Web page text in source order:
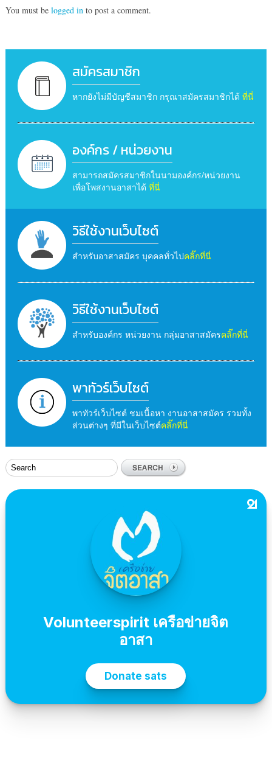
You must be logged in to post a comment.
สมัครสมาชิก
หากยังไม่มีบัญชีสมาชิก กรุณาสมัครสมาชิกได้ ที่นี่
องค์กร / หน่วยงาน
สามารถสมัครสมาชิกในนามองค์กร/หน่วยงาน
เพื่อโพสงานอาสาได้ ที่นี่
วิธีใช้งานเว็บไซต์
สำหรับอาสาสมัคร บุคคลทั่วไปคลิ๊กที่นี่
วิธีใช้งานเว็บไซต์
สำหรับองค์กร หน่วยงาน กลุ่มอาสาสมัครคลิ๊กที่นี่
พาทัวร์เว็บไซต์
พาทัวร์เว็บไซต์ ชมเนื้อหา งานอาสาสมัคร รวมทั้ง
ส่วนต่างๆ ที่มีในเว็บไซต์คลิ๊กที่นี่